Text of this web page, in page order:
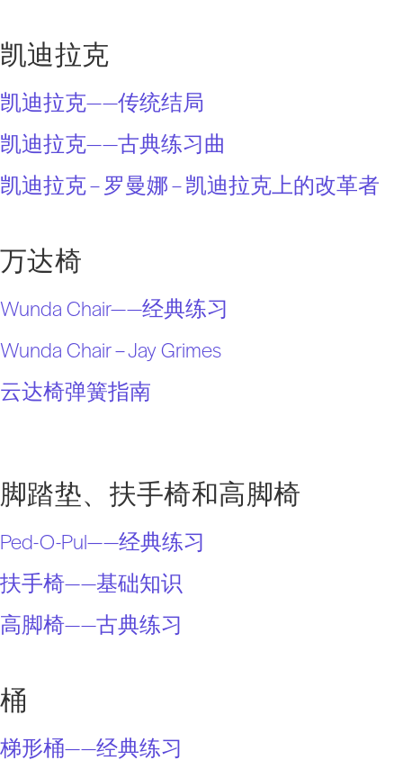
凯迪拉克
凯迪拉克——传统结局
凯迪拉克——古典练习曲
凯迪拉克 – 罗曼娜 – 凯迪拉克上的改革者
万达椅
Wunda Chair——经典练习
Wunda Chair – Jay Grimes
云达椅弹簧指南
脚踏垫、扶手椅和高脚椅
Ped-O-Pul——经典练习
扶手椅——基础知识
高脚椅——古典练习
桶
梯形桶——经典练习